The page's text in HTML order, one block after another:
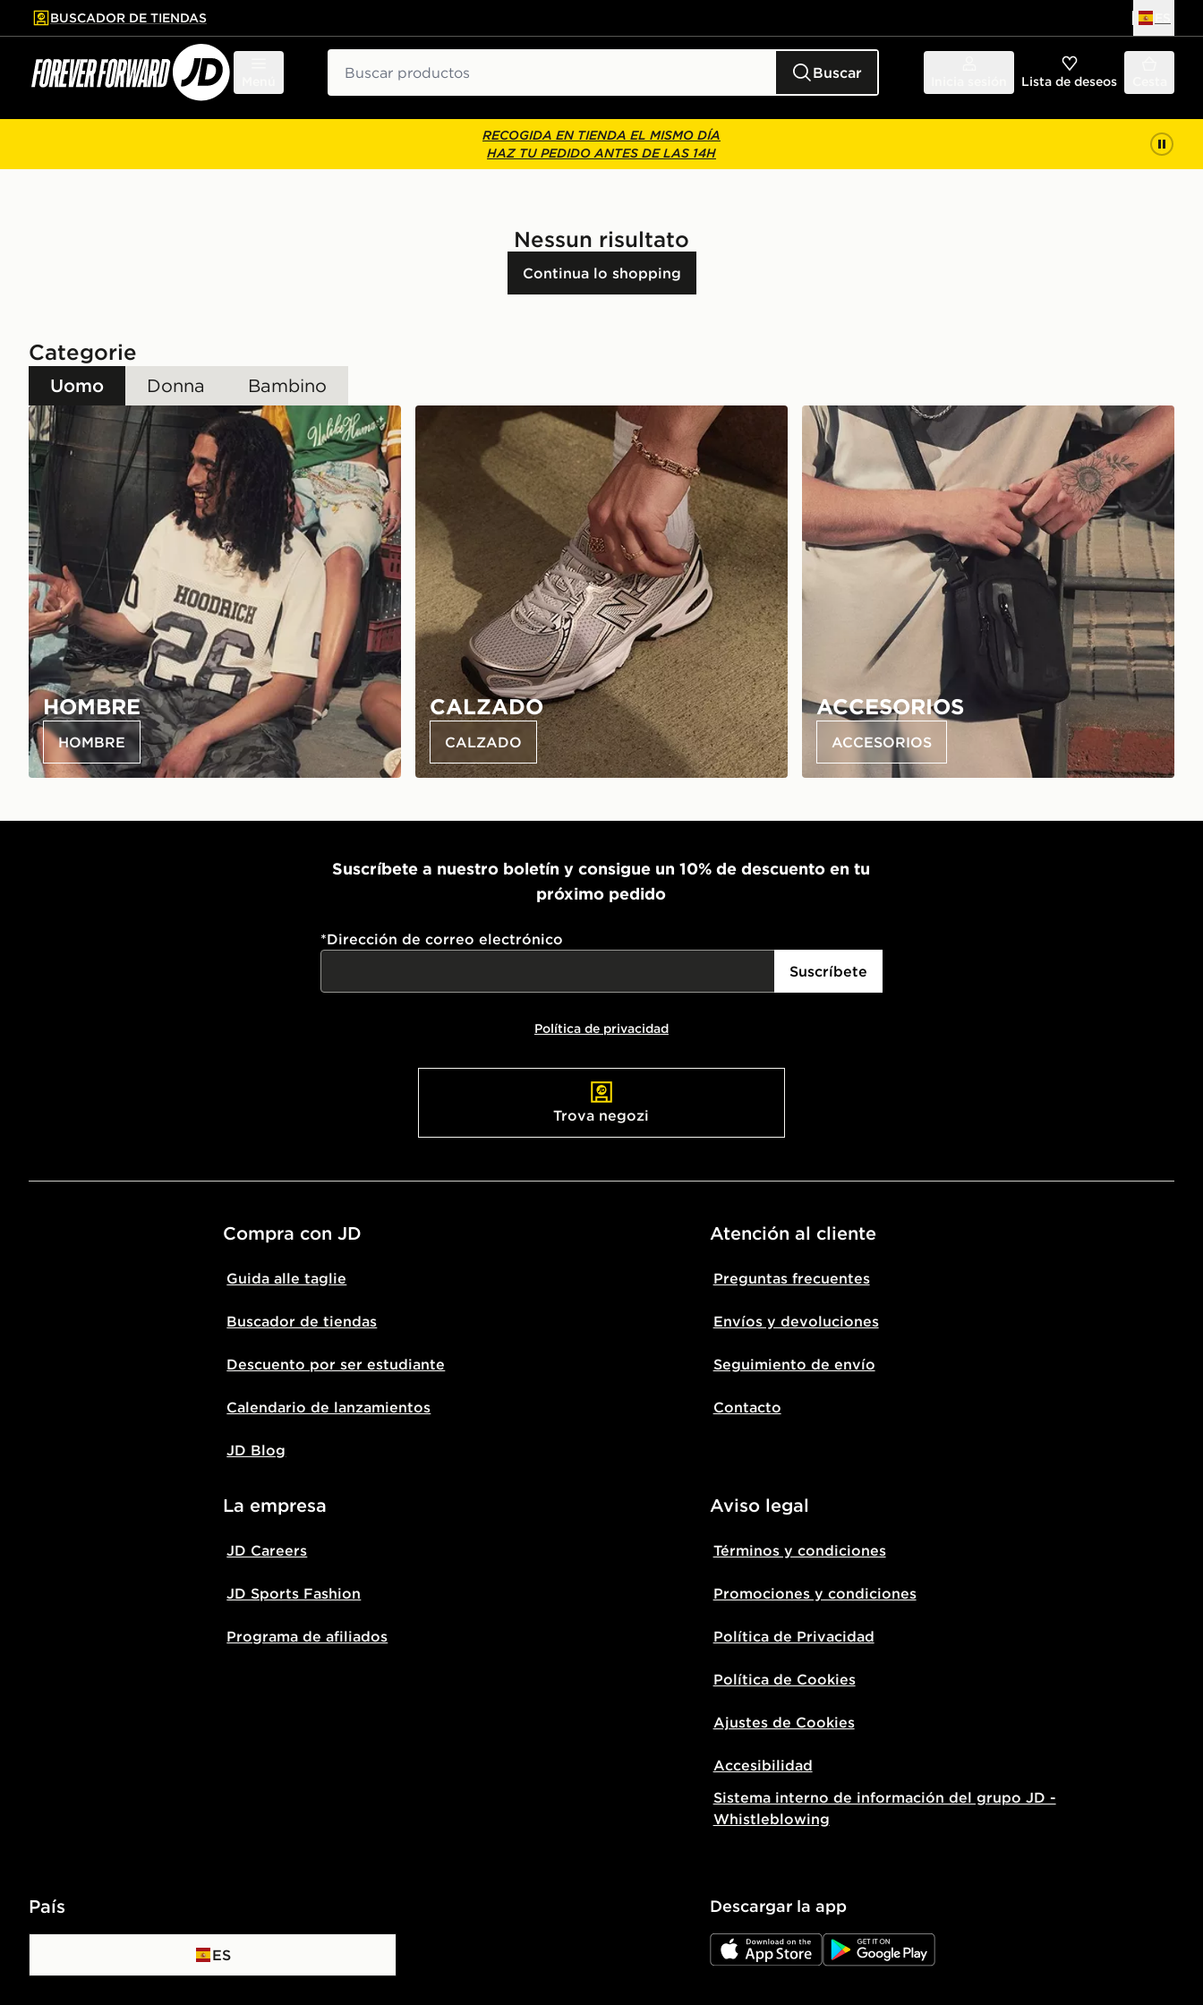
contenido principal
pie de página
BUSCADOR DE TIENDAS
Buscar Lista de deseos
RECOGIDA EN TIENDA EL MISMO DÍA
HAZ TU PEDIDO ANTES DE LAS 14H
Nessun risultato
Continua lo shopping
Categorie
Uomo Donna Bambino
HOMBRE
HOMBRE
CALZADO
CALZADO
ACCESORIOS
ACCESORIOS
Suscríbete a nuestro boletín y consigue un 10% de descuento en tu
próximo pedido
*Dirección de correo electrónico
Suscríbete
Política de privacidad
Trova negozi
Compra con JD
Guida alle taglie
Buscador de tiendas
Descuento por ser estudiante
Calendario de lanzamientos
JD Blog
Atención al cliente
Preguntas frecuentes
Envíos y devoluciones
Seguimiento de envío
Contacto
La empresa
JD Careers
JD Sports Fashion
Programa de afiliados
Aviso legal
Términos y condiciones
Promociones y condiciones
Política de Privacidad
Política de Cookies
Ajustes de Cookies
Accesibilidad
Sistema interno de información del grupo JD -
Whistleblowing
País
ES
Descargar la app
JD App Store JD Google Play